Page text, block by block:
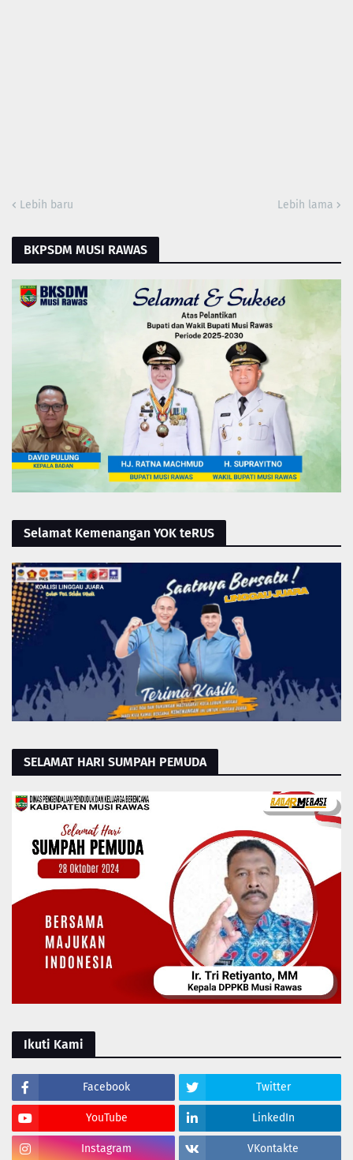
Lebih baru Lebih lama
BKPSDM MUSI RAWAS
Selamat Kemenangan YOK teRUS
SELAMAT HARI SUMPAH PEMUDA
Ikuti Kami
Facebook Twitter
YouTube LinkedIn
Instagram VKontakte